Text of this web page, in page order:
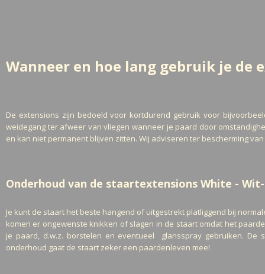
Wanneer en hoe lang gebruik je de
De extensions zijn bedoeld voor kortdurend gebruik voor
weidegang ter afweer van vliegen wanneer je paard door
en kan niet permanent blijven zitten. Wij adviseren ter bescherming
Onderhoud van de staartextensions White -
Je kunt de staart het beste hangend of uitgestrekt platliggend bij
komen er ongewenste knikken of slagen in de staart omdat het
je paard, d.w.z. borstelen en eventueel glansspray gebruiken.
onderhoud gaat de staart zeker een paardenleven mee!